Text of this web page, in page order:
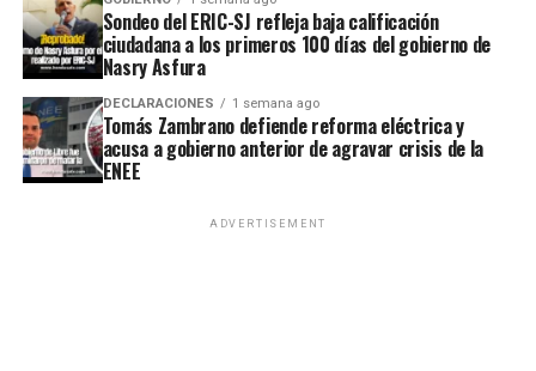
Sondeo del ERIC-SJ refleja baja calificación
ciudadana a los primeros 100 días del gobierno de
Nasry Asfura
DECLARACIONES 1 semana ago
Tomás Zambrano defiende reforma eléctrica y
acusa a gobierno anterior de agravar crisis de la
ENEE
ADVERTISEMENT